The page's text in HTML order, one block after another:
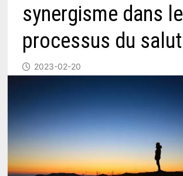
synergisme dans le
processus du salut
2023-02-20